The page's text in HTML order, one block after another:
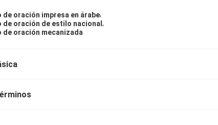
oración impresa en árabe,
de oración de estilo nacional ,
de oración mecanizada